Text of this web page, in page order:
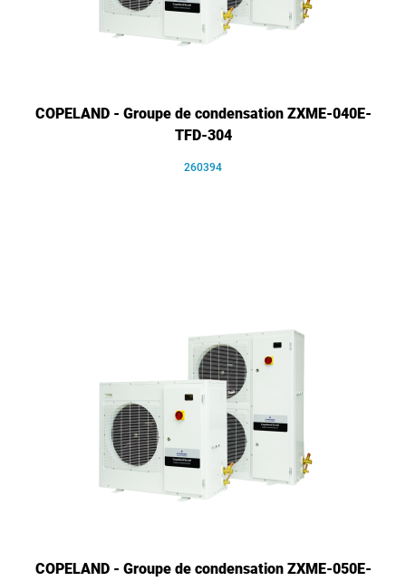
COPELAND - Groupe de condensation ZXME-040E-
TFD-304
260394
COPELAND - Groupe de condensation ZXME-050E-